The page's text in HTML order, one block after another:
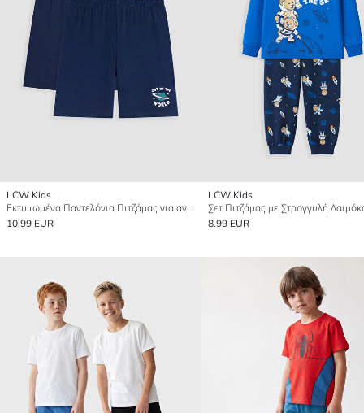
LCW Kids
Εκτυπωμένα Παντελόνια Πιτζάμας για αγόρια 2-πακέτο
10.99 EUR
LCW Kids
8.99 EUR